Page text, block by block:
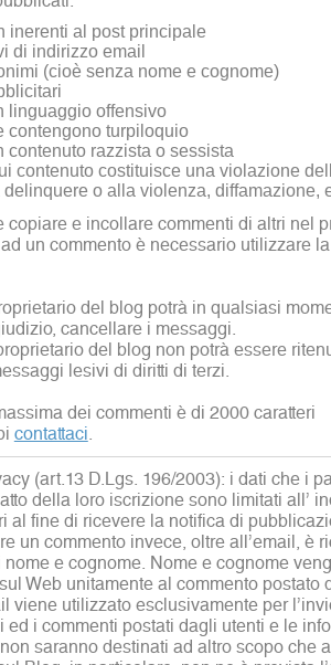
inerenti al post principale
di indirizzo email
(cioè senza nome e cognome)
linguaggio offensivo
contengono turpiloquio
contenuto razzista o sessista
contenuto costituisce una violazione
o alla violenza, diffamazione,
copiare e incollare commenti di altri nel
un commento è necessario utilizzare
del blog potrà in qualsiasi
cancellare i messaggi.
del blog non potrà essere
lesivi di diritti di terzi.
dei commenti è di 2000 caratteri
contattaci.
(art.13 D.Lgs. 196/2003): i dati che i
della loro iscrizione sono limitati all’
al fine di ricevere la notifica di
un commento invece, oltre all’email, è
nome e cognome. Nome e cognome
Web unitamente al commento postato
viene utilizzato esclusivamente per
ed i commenti postati dagli utenti e le
saranno destinati ad altro scopo che